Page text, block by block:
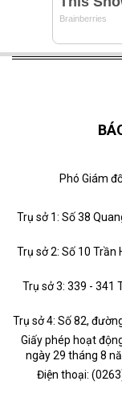
Phó Giám
Trụ sở 1: Số 38
Trụ sở 2: Số 10
Trụ sở 3: 339 - 341
Trụ sở 4: Số 82,
Giấy phép hoạt
ngày 29 tháng 8
Điện thoại: